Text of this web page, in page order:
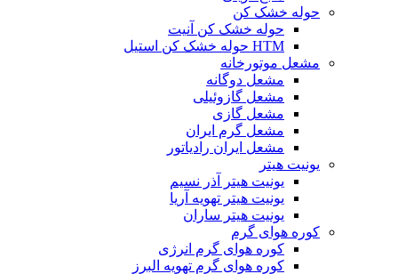
حوله خشک کن
حوله خشک کن آنیت
HTM حوله خشک کن استیل
مشعل موتورخانه
مشعل دوگانه
مشعل گازوئیلی
مشعل گازی
مشعل گرم ایران
مشعل ایران رادیاتور
یونیت هیتر
یونیت هیتر آذر نسیم
یونیت هیتر تهویه آریا
یونیت هیتر ساران
کوره هوای گرم
کوره هوای گرم انرژی
کوره هوای گرم تهویه البرز